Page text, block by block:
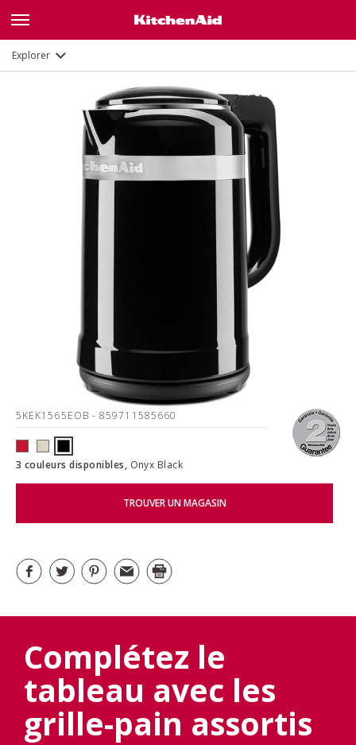
Explorer
5KEK1565EOB - 859711585660
3 couleurs disponibles, Onyx Black
TROUVER UN MAGASIN
Complétez le
tableau avec les
grille-pain assortis